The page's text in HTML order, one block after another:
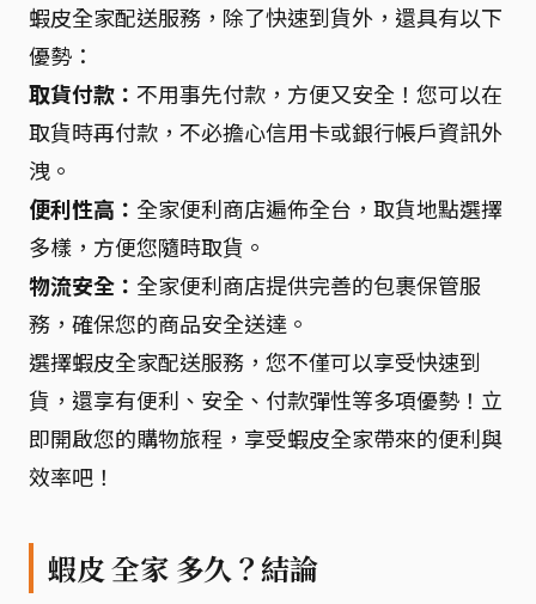
蝦皮全家配送服務，除了快速到貨外，還具有以下
優勢：
取貨付款： 不用事先付款，方便又安全！您可以在
取貨時再付款，不必擔心信用卡或銀行帳戶資訊外
洩。
便利性高： 全家便利商店遍佈全台，取貨地點選擇
多樣，方便您隨時取貨。
物流安全： 全家便利商店提供完善的包裹保管服
務，確保您的商品安全送達。
選擇蝦皮全家配送服務，您不僅可以享受快速到
貨，還享有便利、安全、付款彈性等多項優勢！立
即開啟您的購物旅程，享受蝦皮全家帶來的便利與
效率吧！
蝦皮 全家 多久？結論